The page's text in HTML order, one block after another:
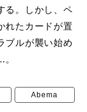
る。しかし、ペ
れたカードが置
ブルが襲い始め
Abema